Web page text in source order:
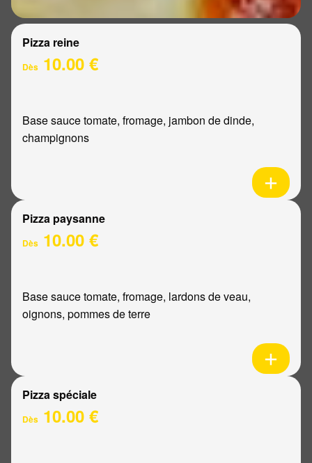
Pizza reine
Dès 10.00 €
Base sauce tomate, fromage, jambon de dinde,
champignons
Pizza paysanne
Dès 10.00 €
Base sauce tomate, fromage, lardons de veau,
oignons, pommes de terre
Pizza spéciale
Dès 10.00 €